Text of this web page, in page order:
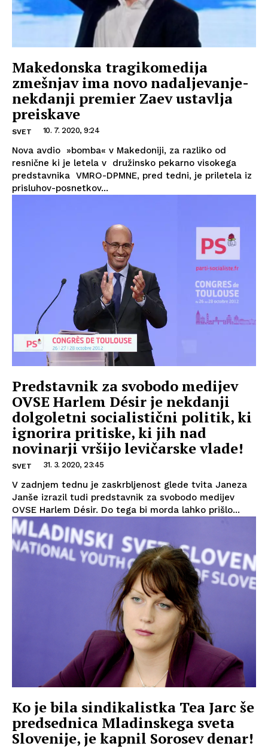
Makedonska tragikomedija
zmešnjav ima novo nadaljevanje-
nekdanji premier Zaev ustavlja
preiskave
SVET 10. 7. 2020, 9:24
Nova avdio »bomba« v Makedoniji, za razliko od
resnične ki je letela v družinsko pekarno visokega
predstavnika VMRO-DPMNE, pred tedni, je priletela iz
prisluhov-posnetkov...
Predstavnik za svobodo medijev
OVSE Harlem Désir je nekdanji
dolgoletni socialistični politik, ki
ignorira pritiske, ki jih nad
novinarji vršijo levičarske vlade!
SVET 31. 3. 2020, 23:45
V zadnjem tednu je zaskrbljenost glede tvita Janeza
Janše izrazil tudi predstavnik za svobodo medijev
OVSE Harlem Désir. Do tega bi morda lahko prišlo...
Ko je bila sindikalistka Tea Jarc še
predsednica Mladinskega sveta
Slovenije, je kapnil Sorosev denar!